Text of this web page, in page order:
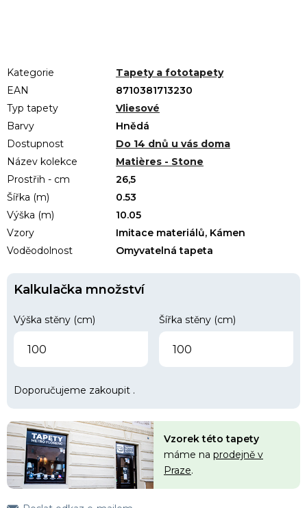
Kategorie
Tapety a fototapety
EAN
8710381713230
Typ tapety
Vliesové
Barvy
Hnědá
Dostupnost
Do 14 dnů u vás doma
Název kolekce
Matières - Stone
Prostřih - cm
26,5
Šířka (m)
0.53
Výška (m)
10.05
Vzory
Imitace materiálů, Kámen
Voděodolnost
Omyvatelná tapeta
Kalkulačka množství
Výška stěny (cm) Šířka stěny (cm)
Doporučujeme zakoupit .
Vzorek této tapety
máme na prodejně v
Praze.